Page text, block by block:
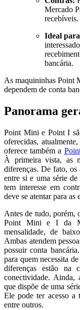
Mercado
Ideal
bancária.
As maquininhas Point
dependem de conta
Panorama
Point Mini e Point I
oferecidas,
oferece também a
À primeira vista, as
diferenças. De fato, os
entre si e uma série
tem interesse em
deve se atentar para as
Antes de tudo, porém,
Point Mini e I da
mensalidade, de
Ambas atendem
possuir conta
para quem necessita
diferenças estão na
conectividade. Ainda,
que dispõe de uma
Ele pode ter acesso a
entre outros.